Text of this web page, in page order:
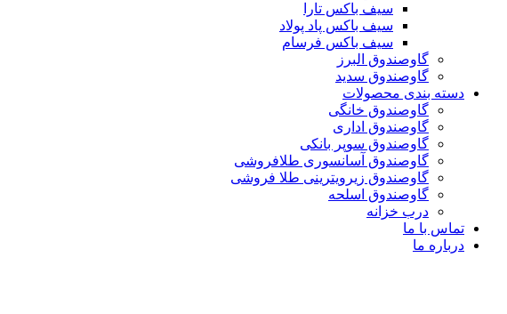
سیف باکس تارا
سیف باکس پاد پولاد
سیف باکس فرسام
گاوصندوق البرز
گاوصندوق سدید
دسته بندی محصولات
گاوصندوق خانگی
گاوصندوق اداری
گاوصندوق سوپر بانکی
گاوصندوق آسانسوری طلافروشی
گاوصندوق زیرویترینی طلا فروشی
گاوصندوق اسلحه
درب خزانه
تماس با ما
درباره ما